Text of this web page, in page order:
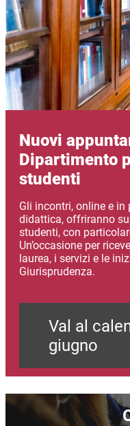
Nuovi
Dipartimento
studenti
Gli incontri, online e in
didattica, offriranno
studenti, con
Un’occasione per
laurea, i servizi e le
Giurisprudenza.
Val al
giugno
Immagine